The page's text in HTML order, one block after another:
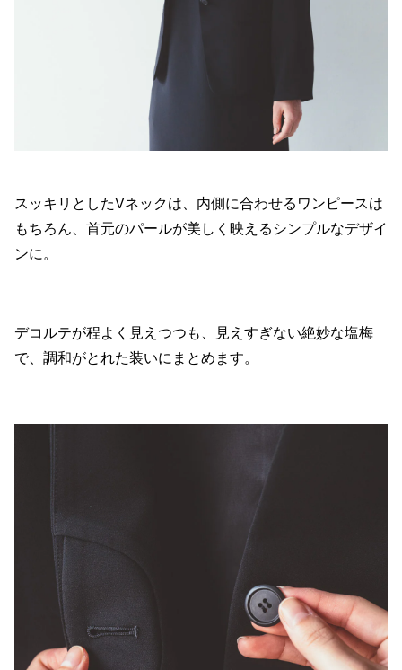
スッキリとしたVネックは、内側に合わせるワンピースは
もちろん、首元のパールが美しく映えるシンプルなデザイ
ンに。
デコルテが程よく見えつつも、見えすぎない絶妙な塩梅
で、調和がとれた装いにまとめます。